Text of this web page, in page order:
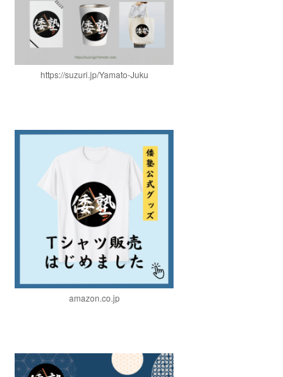
https://suzuri.jp/Yamato-Juku
amazon.co.jp